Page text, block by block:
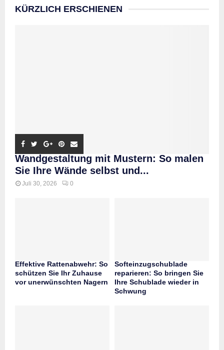
KÜRZLICH ERSCHIENEN
Wandgestaltung mit Mustern: So malen
Sie Ihre Wände selbst und...
Juli 30, 2026 0
Effektive Rattenabwehr: So
schützen Sie Ihr Zuhause
vor unerwünschten Nagern
Softeinzugschublade
reparieren: So bringen Sie
Ihre Schublade wieder in
Schwung